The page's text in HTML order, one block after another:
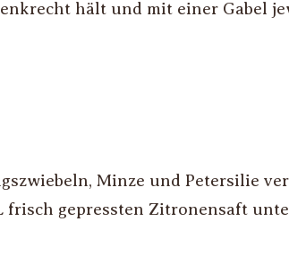
hält und mit einer Gabel
Minze und Petersilie
frisch gepressten Zitronensaft